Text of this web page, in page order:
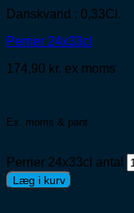
Danskvand : 0,33Cl.
Perrier 24x33cl
174,90 kr. ex moms
Ex. moms & pant
Perrier 24x33cl antal
Læg i kurv